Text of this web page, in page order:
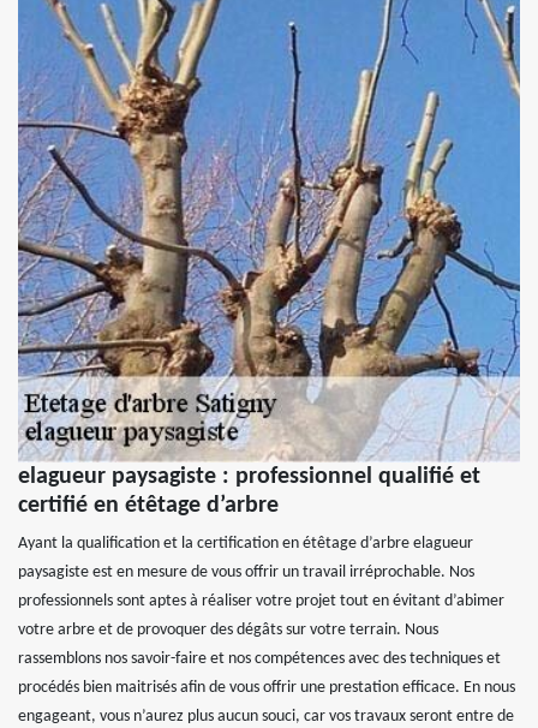
elagueur paysagiste : professionnel qualifié et
certifié en étêtage d’arbre
Ayant la qualification et la certification en étêtage d’arbre elagueur
paysagiste est en mesure de vous offrir un travail irréprochable. Nos
professionnels sont aptes à réaliser votre projet tout en évitant d’abimer
votre arbre et de provoquer des dégâts sur votre terrain. Nous
rassemblons nos savoir-faire et nos compétences avec des techniques et
procédés bien maitrisés afin de vous offrir une prestation efficace. En nous
engageant, vous n’aurez plus aucun souci, car vos travaux seront entre de